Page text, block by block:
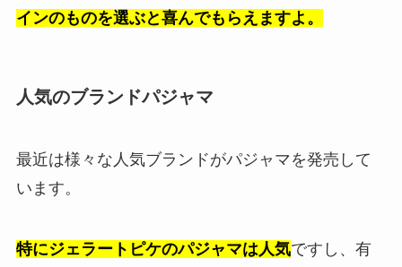
インのものを選ぶと喜んでもらえますよ。
人気のブランドパジャマ
最近は様々な人気ブランドがパジャマを発売して
います。
特にジェラートピケのパジャマは人気ですし、有